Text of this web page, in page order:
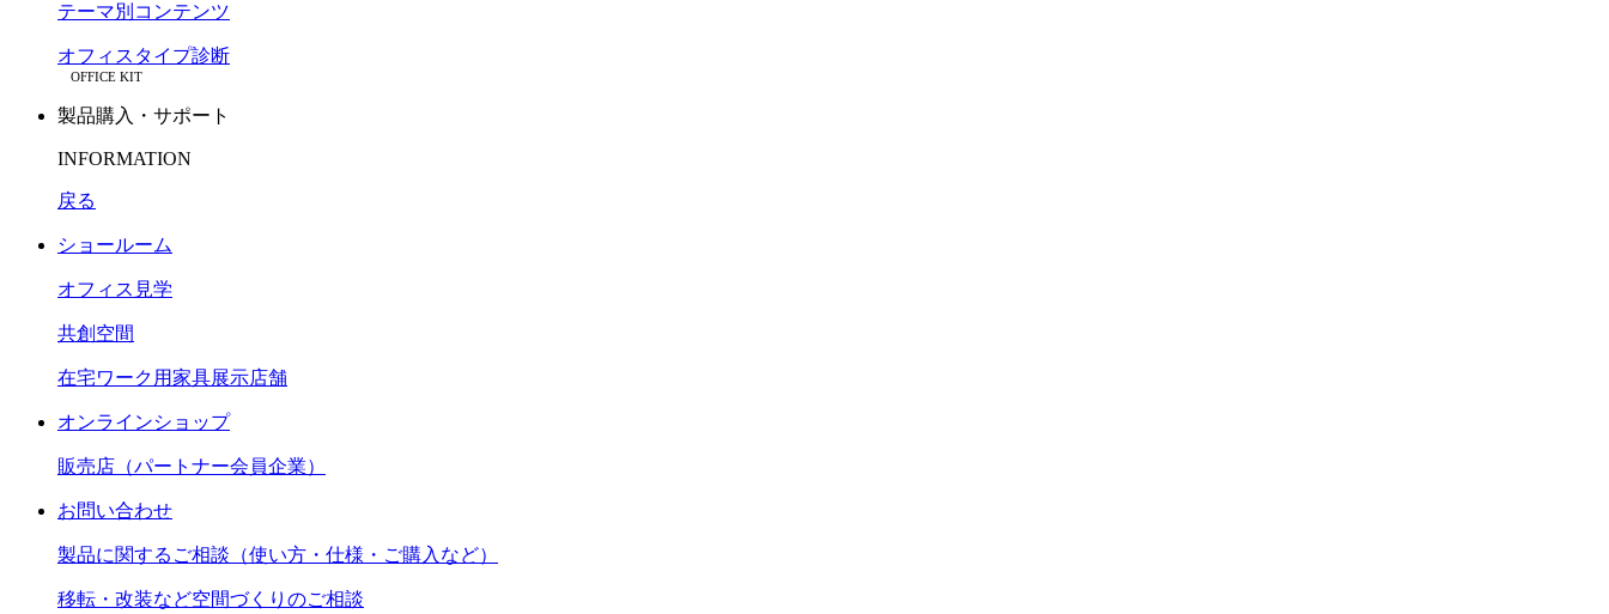
テーマ別コンテンツ
オフィスタイプ診断
OFFICE KIT
製品購入・サポート
INFORMATION
戻る
ショールーム
オフィス見学
共創空間
在宅ワーク用家具展示店舗
オンラインショップ
販売店（パートナー会員企業）
お問い合わせ
製品に関するご相談（使い方・仕様・ご購入など）
移転・改装など空間づくりのご相談